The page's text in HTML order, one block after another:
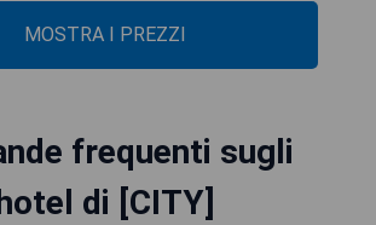
MOSTRA I PREZZI
frequenti sugli
di [CITY]